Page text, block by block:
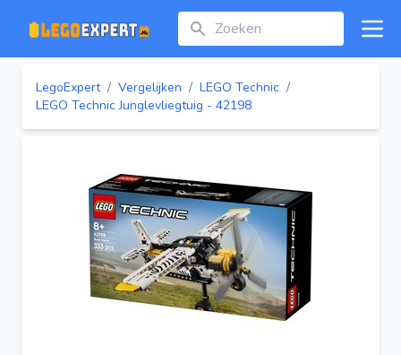
Zoeken
LegoExpert / Vergelijken / LEGO Technic /
LEGO Technic Junglevliegtuig - 42198